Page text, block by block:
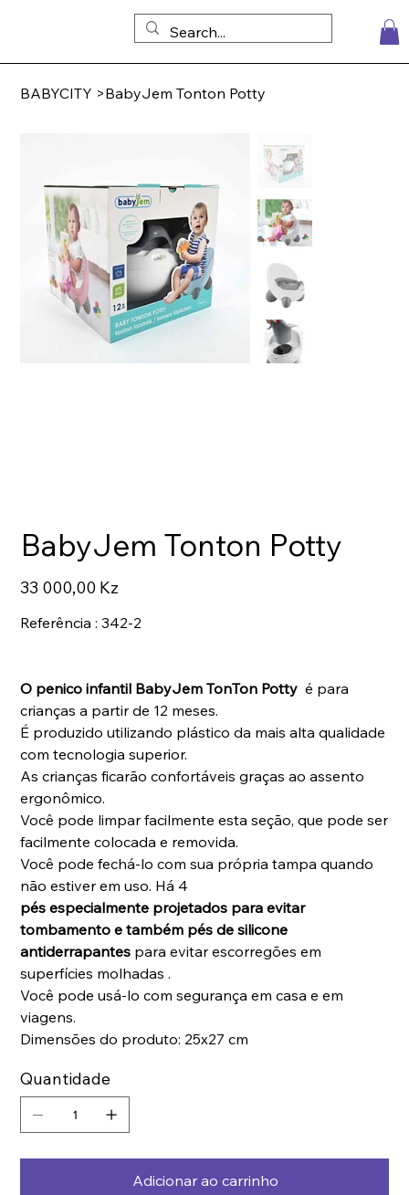
BABYCITY >BabyJem Tonton Potty
BabyJem Tonton Potty
Preço
33 000,00 Kz
Referência : 342-2
O penico infantil BabyJem TonTon Potty é para
crianças a partir de 12 meses.
É produzido utilizando plástico da mais alta qualidade
com tecnologia superior.
As crianças ficarão confortáveis ​​graças ao assento
ergonômico.
Você pode limpar facilmente esta seção, que pode ser
facilmente colocada e removida.
Você pode fechá-lo com sua própria tampa quando
não estiver em uso. Há 4
pés especialmente projetados para evitar
tombamento e também pés de silicone
antiderrapantes para evitar escorregões em
superfícies molhadas .
Você pode usá-lo com segurança em casa e em
viagens.
Dimensões do produto: 25x27 cm
Quantidade
Adicionar ao carrinho